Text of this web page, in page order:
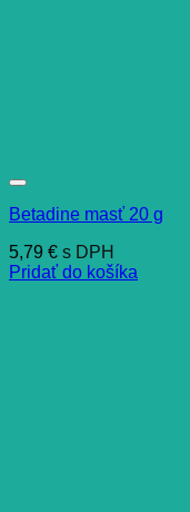
Betadine masť 20 g
5,79 € s DPH
Pridať do košíka